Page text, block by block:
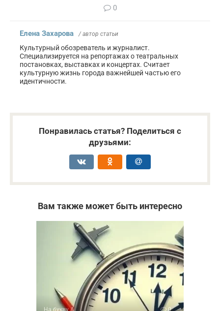
0
Елена Захарова / автор статьи
Культурный обозреватель и журналист.
Специализируется на репортажах о театральных
постановках, выставках и концертах. Считает
культурную жизнь города важнейшей частью его
идентичности.
Понравилась статья? Поделиться с
друзьями:
Вам также может быть интересно
На букву А 0